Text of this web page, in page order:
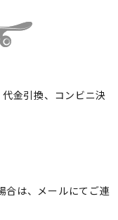
金引換、コンビニ決
合は、メールにてご連